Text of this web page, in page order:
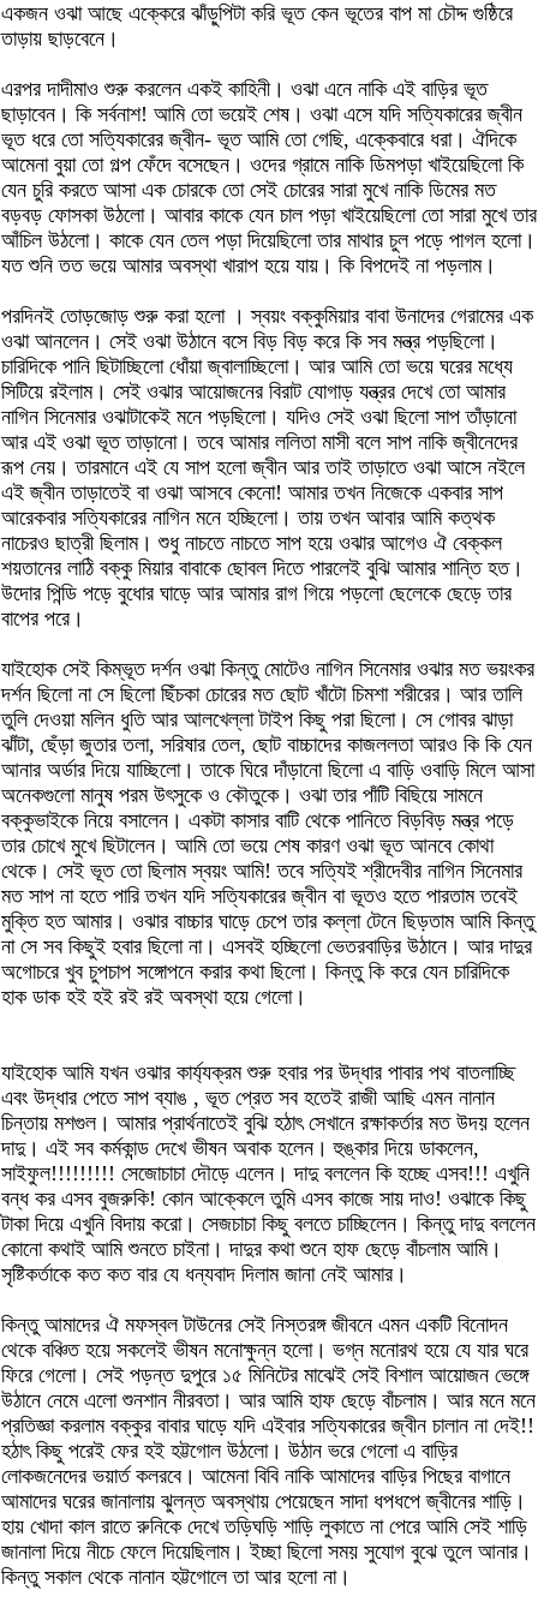
একজন ওঝা আছে এক্কেরে ঝাঁড়ুপিটা করি ভূত কেন ভূতের বাপ মা চৌদ্দ গুষ্ঠিরে
তাড়ায় ছাড়বেনে।
এরপর দাদীমাও শুরু করলেন একই কাহিনী। ওঝা এনে নাকি এই বাড়ির ভূত
ছাড়াবেন। কি সর্বনাশ! আমি তো ভয়েই শেষ। ওঝা এসে যদি সত্যিকারের জ্বীন
ভূত ধরে তো সত্যিকারের জ্বীন- ভূত আমি তো গেছি, এক্কেবারে ধরা। ঐদিকে
আমেনা বুয়া তো গল্প ফেঁদে বসেছেন। ওদের গ্রামে নাকি ডিমপড়া খাইয়েছিলো কি
যেন চুরি করতে আসা এক চোরকে তো সেই চোরের সারা মুখে নাকি ডিমের মত
বড়বড় ফোসকা উঠলো। আবার কাকে যেন চাল পড়া খাইয়েছিলো তো সারা মুখে তার
আঁচিল উঠলো। কাকে যেন তেল পড়া দিয়েছিলো তার মাথার চুল পড়ে পাগল হলো।
যত শুনি তত ভয়ে আমার অবস্থা খারাপ হয়ে যায়। কি বিপদেই না পড়লাম।
পরদিনই তোড়জোড় শুরু করা হলো । স্বয়ং বক্কুমিয়ার বাবা উনাদের গেরামের এক
ওঝা আনলেন। সেই ওঝা উঠানে বসে বিড় বিড় করে কি সব মন্ত্র পড়ছিলো।
চারিদিকে পানি ছিটাচ্ছিলো ধোঁয়া জ্বালাচ্ছিলো। আর আমি তো ভয়ে ঘরের মধ্যে
সিটিয়ে রইলাম। সেই ওঝার আয়োজনের বিরাট যোগাড় যন্ত্রর দেখে তো আমার
নাগিন সিনেমার ওঝাটাকেই মনে পড়ছিলো। যদিও সেই ওঝা ছিলো সাপ তাঁড়ানো
আর এই ওঝা ভূত তাড়ানো। তবে আমার ললিতা মাসী বলে সাপ নাকি জ্বীনেদের
রূপ নেয়। তারমানে এই যে সাপ হলো জ্বীন আর তাই তাড়াতে ওঝা আসে নইলে
এই জ্বীন তাড়াতেই বা ওঝা আসবে কেনো! আমার তখন নিজেকে একবার সাপ
আরেকবার সত্যিকারের নাগিন মনে হচ্ছিলো। তায় তখন আবার আমি কত্থক
নাচেরও ছাত্রী ছিলাম। শুধু নাচতে নাচতে সাপ হয়ে ওঝার আগেও ঐ বেক্কল
শয়তানের লাঠি বক্কু মিয়ার বাবাকে ছোবল দিতে পারলেই বুঝি আমার শান্তি হত।
উদোর পিন্ডি পড়ে বুধোর ঘাড়ে আর আমার রাগ গিয়ে পড়লো ছেলেকে ছেড়ে তার
বাপের পরে।
যাইহোক সেই কিম্ভূত দর্শন ওঝা কিন্তু মোটেও নাগিন সিনেমার ওঝার মত ভয়ংকর
দর্শন ছিলো না সে ছিলো ছিঁচকা চোরের মত ছোট খাঁটো চিমশা শরীরের। আর তালি
তুলি দেওয়া মলিন ধুতি আর আলখেল্লা টাইপ কিছু পরা ছিলো। সে গোবর ঝাড়া
ঝাঁটা, ছেঁড়া জুতার তলা, সরিষার তেল, ছোট বাচ্চাদের কাজললতা আরও কি কি যেন
আনার অর্ডার দিয়ে যাচ্ছিলো। তাকে ঘিরে দাঁড়ানো ছিলো এ বাড়ি ওবাড়ি মিলে আসা
অনেকগুলো মানুষ পরম উৎসুকে ও কৌতুকে। ওঝা তার পাঁটি বিছিয়ে সামনে
বক্কুভাইকে নিয়ে বসালেন। একটা কাসার বাটি থেকে পানিতে বিড়বিড় মন্ত্র পড়ে
তার চোখে মুখে ছিটালেন। আমি তো ভয়ে শেষ কারণ ওঝা ভূত আনবে কোথা
থেকে। সেই ভূত তো ছিলাম স্বয়ং আমি! তবে সত্যিই শ্রীদেবীর নাগিন সিনেমার
মত সাপ না হতে পারি তখন যদি সত্যিকারের জ্বীন বা ভূতও হতে পারতাম তবেই
মুক্তি হত আমার। ওঝার বাচ্চার ঘাড়ে চেপে তার কল্লা টেনে ছিড়তাম আমি কিন্তু
না সে সব কিছুই হবার ছিলো না। এসবই হচ্ছিলো ভেতরবাড়ির উঠানে। আর দাদুর
অগোচরে খুব চুপচাপ সঙ্গোপনে করার কথা ছিলো। কিন্তু কি করে যেন চারিদিকে
হাক ডাক হই হই রই রই অবস্থা হয়ে গেলো।
যাইহোক আমি যখন ওঝার কার্য্যক্রম শুরু হবার পর উদ্ধার পাবার পথ বাতলাচ্ছি
এবং উদ্ধার পেতে সাপ ব্যাঙ , ভূত প্রেত সব হতেই রাজী আছি এমন নানান
চিন্তায় মশগুল। আমার প্রার্থনাতেই বুঝি হঠাৎ সেখানে রক্ষাকর্তার মত উদয় হলেন
দাদু। এই সব কর্মকান্ড দেখে ভীষন অবাক হলেন। হুঙ্কার দিয়ে ডাকলেন,
সাইফুল!!!!!!!!! সেজোচাচা দৌড়ে এলেন। দাদু বললেন কি হচ্ছে এসব!!! এখুনি
বন্ধ কর এসব বুজরুকি! কোন আক্কেলে তুমি এসব কাজে সায় দাও! ওঝাকে কিছু
টাকা দিয়ে এখুনি বিদায় করো। সেজচাচা কিছু বলতে চাচ্ছিলেন। কিন্তু দাদু বললেন
কোনো কথাই আমি শুনতে চাইনা। দাদুর কথা শুনে হাফ ছেড়ে বাঁচলাম আমি।
সৃষ্টিকর্তাকে কত কত বার যে ধন্যবাদ দিলাম জানা নেই আমার।
কিন্তু আমাদের ঐ মফস্বল টাউনের সেই নিস্তরঙ্গ জীবনে এমন একটি বিনোদন
থেকে বঞ্চিত হয়ে সকলেই ভীষন মনোক্ষুন্ন হলো। ভগ্ন মনোরথ হয়ে যে যার ঘরে
ফিরে গেলো। সেই পড়ন্ত দুপুরে ১৫ মিনিটের মাঝেই সেই বিশাল আয়োজন ভেঙ্গে
উঠানে নেমে এলো শুনশান নীরবতা। আর আমি হাফ ছেড়ে বাঁচলাম। আর মনে মনে
প্রতিজ্ঞা করলাম বক্কুর বাবার ঘাড়ে যদি এইবার সত্যিকারের জ্বীন চালান না দেই!!
হঠাৎ কিছু পরেই ফের হই হট্টগোল উঠলো। উঠান ভরে গেলো এ বাড়ির
লোকজনেদের ভয়ার্ত কলরবে। আমেনা বিবি নাকি আমাদের বাড়ির পিছের বাগানে
আমাদের ঘরের জানালায় ঝুলন্ত অবস্থায় পেয়েছেন সাদা ধপধপে জ্বীনের শাড়ি।
হায় খোদা কাল রাতে রুনিকে দেখে তড়িঘড়ি শাড়ি লুকাতে না পেরে আমি সেই শাড়ি
জানালা দিয়ে নীচে ফেলে দিয়েছিলাম। ইচ্ছা ছিলো সময় সুযোগ বুঝে তুলে আনার।
কিন্তু সকাল থেকে নানান হট্টগোলে তা আর হলো না।